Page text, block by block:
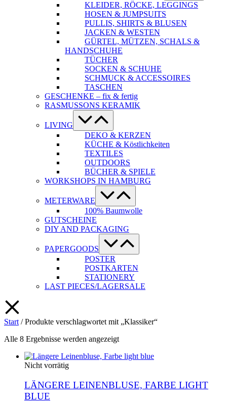
KLEIDER, RÖCKE, LEGGINGS
HOSEN & JUMPSUITS
PULLIS, SHIRTS & BLUSEN
JACKEN & WESTEN
GÜRTEL, MÜTZEN, SCHALS &
HANDSCHUHE
TÜCHER
SOCKEN & SCHUHE
SCHMUCK & ACCESSOIRES
TASCHEN
GESCHENKE – fix & fertig
RASMUSSONS KERAMIK
LIVING
Menü-
Schalter
DEKO & KERZEN
KÜCHE & Köstlichkeiten
TEXTILES
OUTDOORS
BÜCHER & SPIELE
WORKSHOPS IN HAMBURG
METERWARE
Menü-
Schalter
100% Baumwolle
GUTSCHEINE
DIY AND PACKAGING
PAPERGOODS
Menü-
Schalter
POSTER
POSTKARTEN
STATIONERY
LAST PIECES/LAGERSALE
Start / Produkte verschlagwortet mit „Klassiker“
Alle 8 Ergebnisse werden angezeigtNach
sortiert
Nicht vorrätig
LÄNGERE LEINENBLUSE, FARBE LIGHT
BLUE